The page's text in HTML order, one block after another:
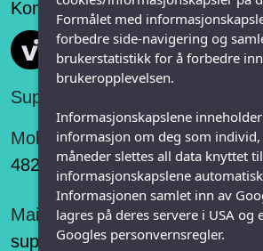
Konseptet er levert av
Vi FRITID
Support:
Mobil:
482 75 848
Mail:
support@vifritid.no
Formålet med
forbedre side-navigering og
brukerstatistikk for å forbedre
brukeropplevelsen.
Informasjonskapslene
informasjon om deg som
måneder slettes all data knyttet til
informasjonskapslene
Informasjonen samlet inn av
lagres på deres servere i USA og
Googles personvernsregler.